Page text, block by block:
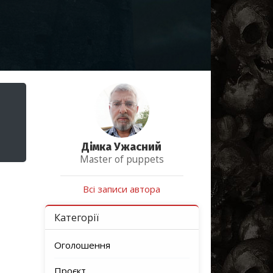
Дімка Ужасний
Master of puppets
Всі записи автора
Категорії
Оголошення
Проєкт